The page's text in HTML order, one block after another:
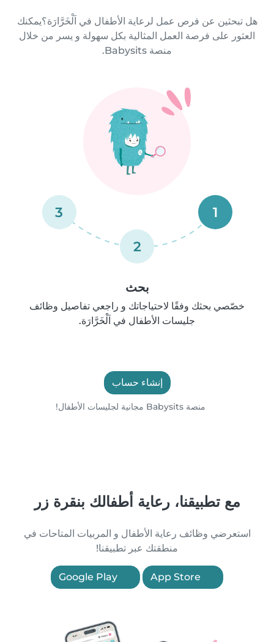
هل تبحثين عن فرص عمل لرعاية الأطفال في اَلْخَرَّارَة؟يمكنك
العثور على فرصة العمل المثالية بكل سهولة و يسر من خلال
منصة Babysits.
1
2
3
بحث
خصّصي بحثك وفقًا لاحتياجاتك و راجعي تفاصيل وظائف
جليسات الأطفال في اَلْخَرَّارَة.
إنشاء حساب
منصة Babysits مجانية لجليسات الأطفال!
مع تطبيقنا، رعاية أطفالك بنقرة زر
استعرضي وظائف رعاية الأطفال و المربيات المتاحات في
منطقتك عبر تطبيقنا!